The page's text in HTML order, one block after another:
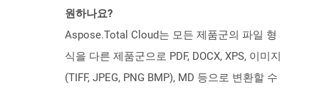
원하나요?
Aspose.Total Cloud는 모든 제품군의 파일 형
식을 다른 제품군으로 PDF, DOCX, XPS, 이미지
(TIFF, JPEG, PNG BMP), MD 등으로 변환할 수